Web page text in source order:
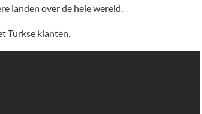
landen over de hele wereld.
Turkse klanten.